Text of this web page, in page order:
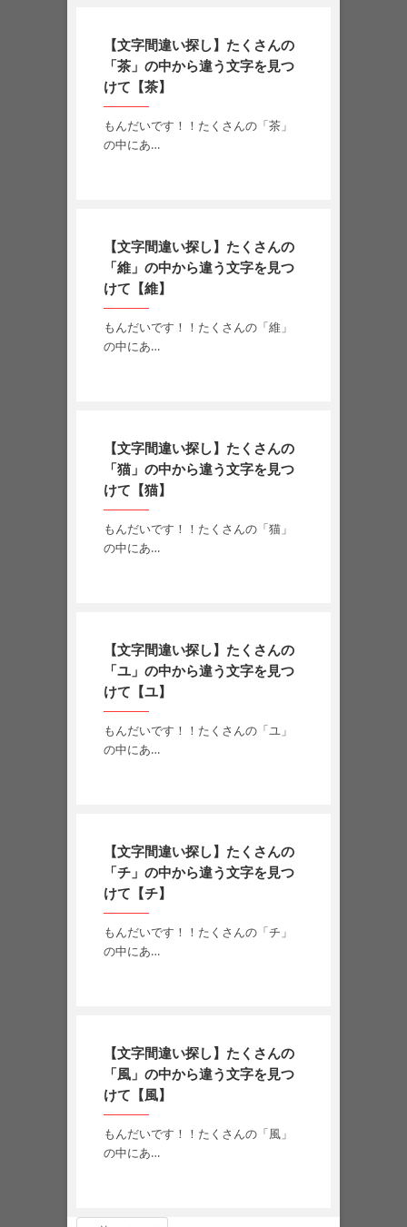
【文字間違い探し】たくさんの
「茶」の中から違う文字を見つ
けて【茶】
もんだいです！！たくさんの「茶」
の中にあ…
【文字間違い探し】たくさんの
「維」の中から違う文字を見つ
けて【維】
もんだいです！！たくさんの「維」
の中にあ…
【文字間違い探し】たくさんの
「猫」の中から違う文字を見つ
けて【猫】
もんだいです！！たくさんの「猫」
の中にあ…
【文字間違い探し】たくさんの
「ユ」の中から違う文字を見つ
けて【ユ】
もんだいです！！たくさんの「ユ」
の中にあ…
【文字間違い探し】たくさんの
「チ」の中から違う文字を見つ
けて【チ】
もんだいです！！たくさんの「チ」
の中にあ…
【文字間違い探し】たくさんの
「風」の中から違う文字を見つ
けて【風】
もんだいです！！たくさんの「風」
の中にあ…